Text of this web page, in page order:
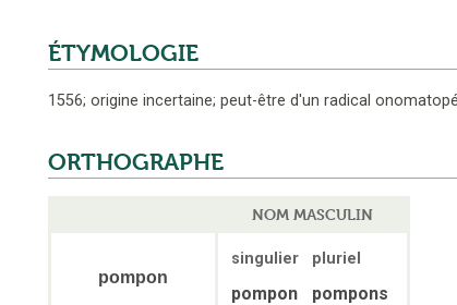
ÉTYMOLOGIE
1556; origine incertaine; peut-être d'un radical
ORTHOGRAPHE
NOM MASCULIN
pompon
singulier pluriel
pompon pompons